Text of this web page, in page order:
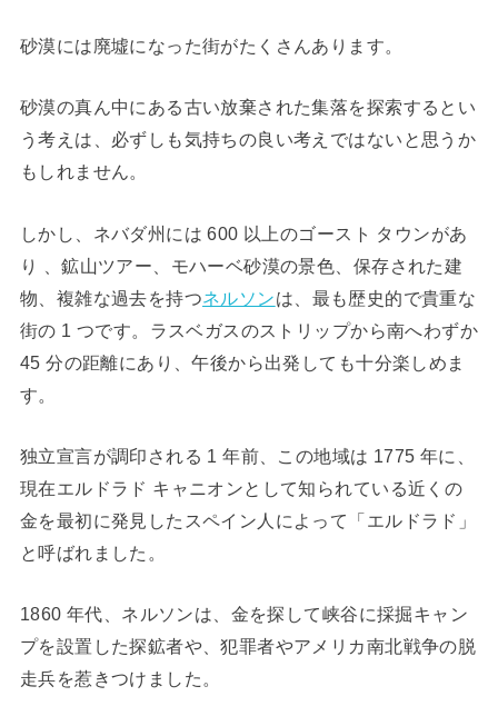
砂漠には廃墟になった街がたくさんあります。
砂漠の真ん中にある古い放棄された集落を探索するとい
う考えは、必ずしも気持ちの良い考えではないと思うか
もしれません。
しかし、ネバダ州には 600 以上のゴースト タウンがあ
り 、鉱山ツアー、モハーベ砂漠の景色、保存された建
物、複雑な過去を持つネルソンは、最も歴史的で貴重な
街の 1 つです。ラスベガスのストリップから南へわずか
45 分の距離にあり、午後から出発しても十分楽しめま
す。
独立宣言が調印される 1 年前、この地域は 1775 年に、
現在エルドラド キャニオンとして知られている近くの
金を最初に発見したスペイン人によって「エルドラド」
と呼ばれました。
1860 年代、ネルソンは、金を探して峡谷に採掘キャン
プを設置した探鉱者や、犯罪者やアメリカ南北戦争の脱
走兵を惹きつけました。